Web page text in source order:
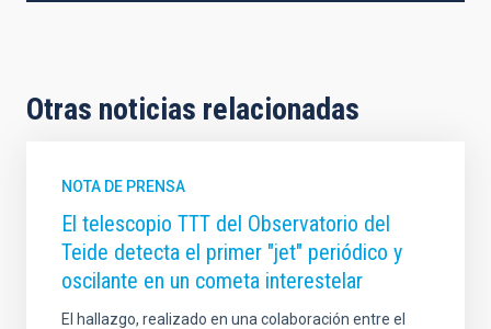
Otras noticias relacionadas
NOTA DE PRENSA
El telescopio TTT del Observatorio del
Teide detecta el primer "jet" periódico y
oscilante en un cometa interestelar
El hallazgo, realizado en una colaboración entre el